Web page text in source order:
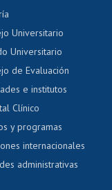
Evaluación docente
Calificación académica
Postulación al AUCAI
Tarjeta TUI
Universitario
Universitario
de Evaluación
e institutos
Clínico
y programas
internacionales
administrativas